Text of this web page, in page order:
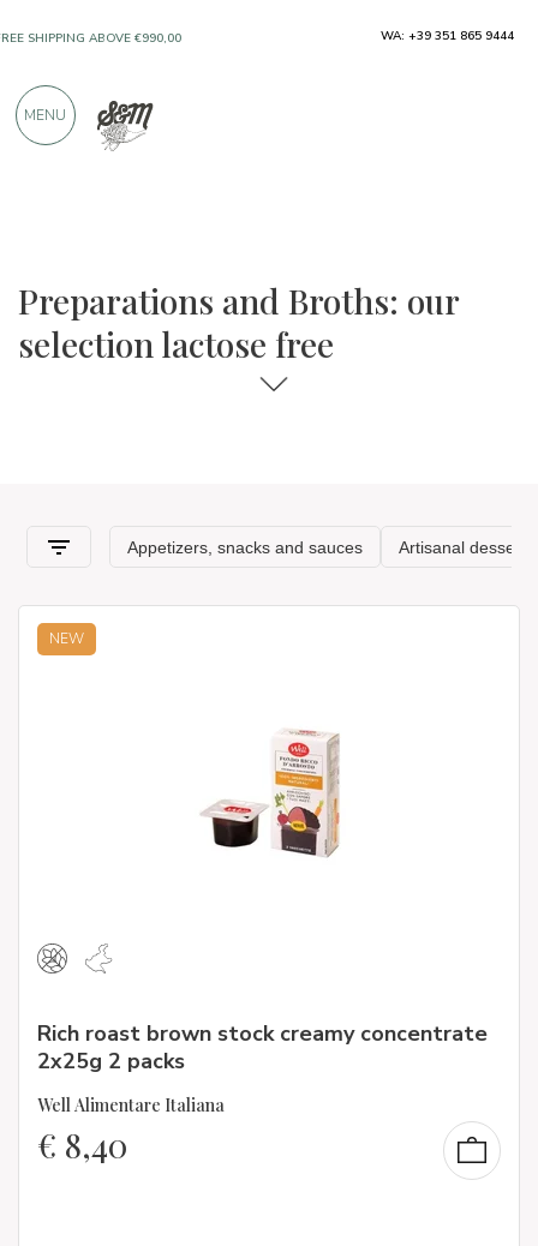
Preparations and Broths: our
selection lactose free
NEW
Rich roast brown stock creamy concentrate
2x25g 2 packs
Well Alimentare Italiana
€ 8,40
PRODUCTS FROM EXCELLENT
WA: +39 351 865 9444
MENU